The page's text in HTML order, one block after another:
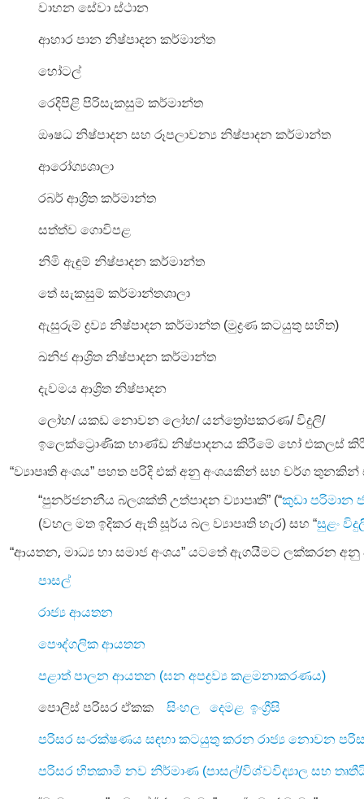
වාහන සේවා ස්ථාන
ආහාර පාන නිෂ්පාදන කර්මාන්ත
හෝටල්
රෙදිපිළි පිරිසැකසුම් කර්මාන්ත
ඖෂධ නිෂ්පාදන සහ රූපලාවන්‍ය නිෂ්පාදන කර්මාන්ත
ආරෝග්‍යශාලා
රබර් ආශ්‍රිත කර්මාන්ත
සත්ත්ව ගොවිපළ
නිමි ඇඳුම් නිෂ්පාදන කර්මාන්ත
තේ සැකසුම් කර්මාන්තශාලා
ඇසුරුම් ද්‍රව්‍ය නිෂ්පාදන කර්මාන්ත (මුද්‍රණ කටයුතු සහිත)
ඛනිජ ආශ්‍රිත නිෂ්පාදන කර්මාන්ත
දැවමය ආශ්‍රිත නිෂ්පාදන
ලෝහ/යකඩ නොවන ලෝහ/යන්ත්‍රෝපකරණ/විදුලි/
ඉලෙක්ට්‍රොණික භාණ්ඩ නිෂ්පාදනය කිරීමේ හෝ එකලස්
“ව්‍යාපෘති අංශය” පහත පරිදි එක් අනු අංශයකින් සහ වර්ග
“පුනර්ජනනීය බලශක්ති උත්පාදන ව්‍යාපෘති” (“කුඩා පරිමාන
(වහල මත ඉදිකර ඇති සූර්ය බල ව්‍යාපෘති හැර) සහ “සුළං
“ආයතන, මාධ්‍ය හා සමාජ අංශය” යටතේ ඇගයීමට ලක්කරන අනු
පාසල්
රාජ්‍ය ආයතන
පෞද්ගලික ආයතන
පළාත් පාලන ආයතන (ඝන අපද්‍රව්‍ය කළමනාකරණය)
පොලිස් පරිසර ඒකක සිංහල දෙමළ ඉංග්‍රීසි
පරිසර සංරක්ෂණය සඳහා කටයුතු කරන රාජ්‍ය නොවන
පරිසර හිතකාමී නව නිර්මාණ (පාසල්/විශ්වවිද්‍යාල සහ